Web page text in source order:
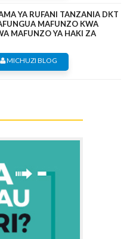
YA RUFANI TANZANIA DKT
MAFUNZO KWA
MAFUNZO YA HAKI ZA
MICHUZI BLOG